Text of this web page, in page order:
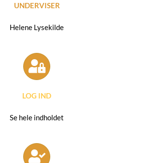
UNDERVISER
Helene Lysekilde
LOG IND
Se hele indholdet